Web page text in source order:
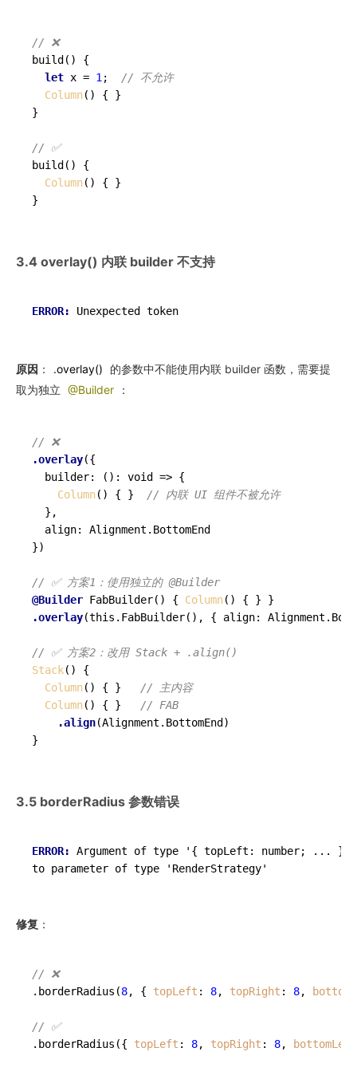
// ❌
build ( ) {
let x = 1 ; // 不允许
Column() { }
}
// ✅
build ( ) {
Column() { }
3.4 overlay() 内联 builder 不支持
ERROR:
原因 ： .overlay()
的参数中不能使用内联 builder 函数，需要提
取为独立 @Builder ：
// ❌
.overlay({
  builder: (): void => {
Column() { } // 内联 UI 组件不被允许
  },
  align: Alignment.BottomEnd
})
// ✅ 方案1：使用独立的 @Builder
@Builder FabBuilder() { Column
.overlay(this.FabBuilder(), { align:
// ✅ 方案2：改用 Stack + .align()
Stack() {
Column() { } // 主内容
Column() { } // FAB
.align(Alignment.BottomEnd)
3.5 borderRadius 参数错误
ERROR: Argument of type '{ topLeft: number; ... }'
修复 ：
// ❌
. borderRadius (8, { topLeft : 8, topRight : 8,
// ✅
. borderRadius ({ topLeft : 8, topRight : 8, bottomLeft